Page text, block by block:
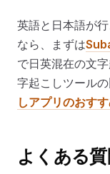
英語と日本語が
なら、まずは
で日英混在の文
字起こしツール
しアプリのおす
よくある質